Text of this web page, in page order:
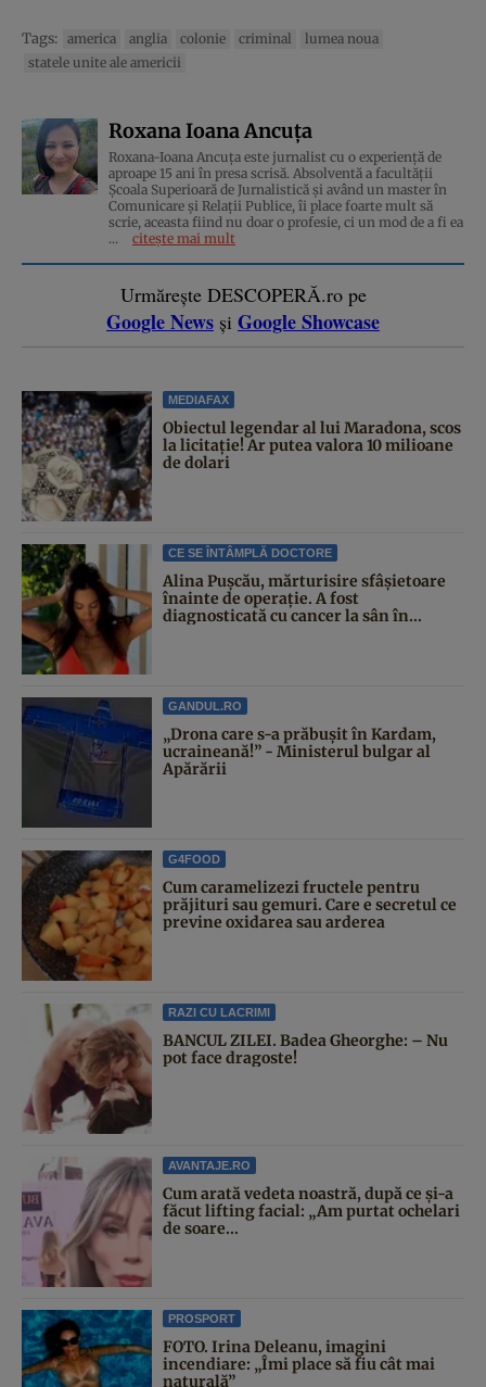
Tags: america anglia colonie criminal
lumea noua
statele unite ale americii
Roxana Ioana Ancuța
Roxana-Ioana Ancuța este jurnalist cu o experiență de
aproape 15 ani în presa scrisă. Absolventă a facultății
Școala Superioară de Jurnalistică și având un master în
Comunicare și Relații Publice, îi place foarte mult să
scrie, aceasta fiind nu doar o profesie, ci un mod de a fi ea
...
citește mai mult
Urmărește DESCOPERĂ.ro pe
Google News și Google Showcase
MEDIAFAX
Obiectul legendar al lui Maradona, scos
la licitație! Ar putea valora 10 milioane
de dolari
CE SE ÎNTÂMPLĂ DOCTORE
Alina Pușcău, mărturisire sfâșietoare
înainte de operație. A fost
diagnosticată cu cancer la sân în...
GANDUL.RO
„Drona care s-a prăbușit în Kardam,
ucraineană!” - Ministerul bulgar al
Apărării
G4FOOD
Cum caramelizezi fructele pentru
prăjituri sau gemuri. Care e secretul ce
previne oxidarea sau arderea
RAZI CU LACRIMI
BANCUL ZILEI. Badea Gheorghe: – Nu
pot face dragoste!
AVANTAJE.RO
Cum arată vedeta noastră, după ce și-a
făcut lifting facial: „Am purtat ochelari
de soare...
PROSPORT
FOTO. Irina Deleanu, imagini
incendiare: „Îmi place să fiu cât mai
naturală”